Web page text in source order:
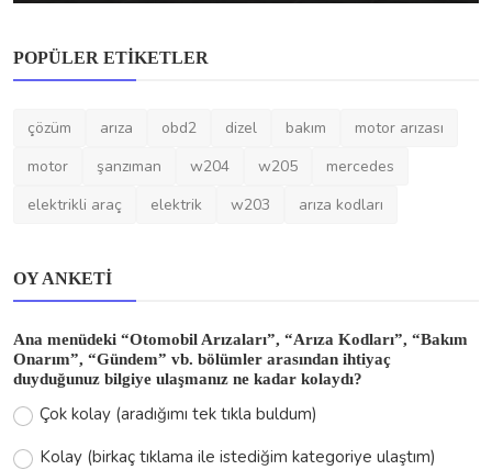
POPÜLER ETIKETLER
çözüm arıza obd2 dizel bakım
motor arızası
motor
şanzıman w204 w205
mercedes
elektrikli araç
elektrik w203 arıza kodları
OY ANKETI
Ana menüdeki “Otomobil Arızaları”, “Arıza Kodları”, “Bakım
Onarım”, “Gündem” vb. bölümler arasından ihtiyaç
duyduğunuz bilgiye ulaşmanız ne kadar kolaydı?
Çok kolay (aradığımı tek tıkla buldum)
Kolay (birkaç tıklama ile istediğim kategoriye ulaştım)